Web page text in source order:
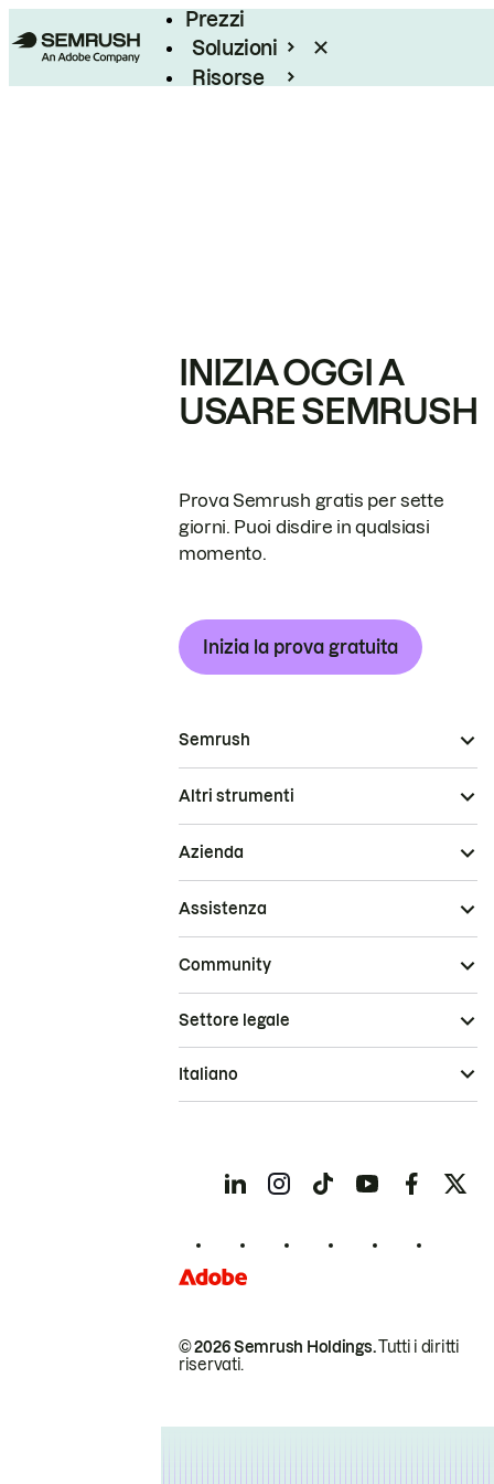
Prezzi
Soluzioni
Risorse
INIZIA OGGI A
USARE SEMRUSH
Prova Semrush gratis per sette
giorni. Puoi disdire in qualsiasi
momento.
Inizia la prova gratuita
Semrush
Altri strumenti
Azienda
Assistenza
Community
© 2026 Semrush Holdings.Tutti i diritti
riservati.
Settore legale
Italiano